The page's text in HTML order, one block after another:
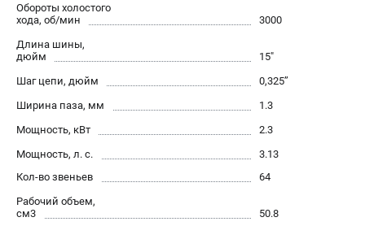
Аккумуляторная техника
Генераторы электричества
Двигатели
Запасные части
Мотоблоки
Мотопомпы
Средства защиты
Обороты холостого
хода, об/мин
3000
Длина шины,
дюйм
15"
Шаг цепи, дюйм
0,325’’
Ширина паза, мм
1.3
Мощность, кВт
2.3
Мощность, л. с.
3.13
Кол-во звеньев
64
Рабочий объем,
см3
50.8